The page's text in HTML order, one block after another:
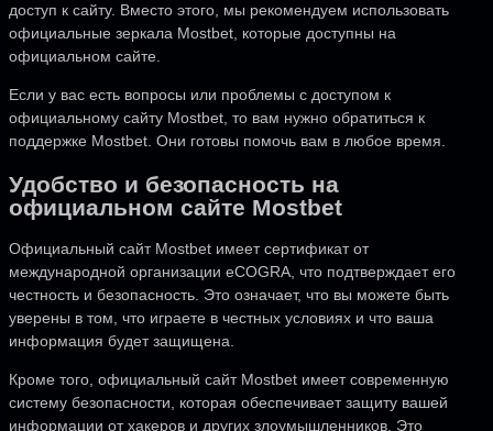
доступ к сайту. Вместо этого, мы рекомендуем использовать
официальные зеркала Mostbet, которые доступны на
официальном сайте.
Если у вас есть вопросы или проблемы с доступом к
официальному сайту Mostbet, то вам нужно обратиться к
поддержке Mostbet. Они готовы помочь вам в любое время.
Удобство и безопасность на
официальном сайте Mostbet
Официальный сайт Mostbet имеет сертификат от
международной организации eCOGRA, что подтверждает его
честность и безопасность. Это означает, что вы можете быть
уверены в том, что играете в честных условиях и что ваша
информация будет защищена.
Кроме того, официальный сайт Mostbet имеет современную
систему безопасности, которая обеспечивает защиту вашей
информации от хакеров и других злоумышленников. Это